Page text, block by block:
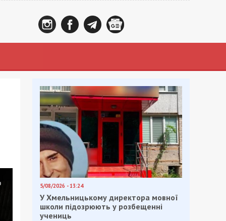
5/08/2026 - 13:24
У Хмельницькому директора мовної
школи підозрюють у розбещенні
учениць